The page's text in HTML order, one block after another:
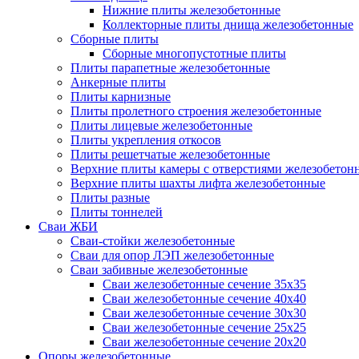
Нижние плиты железобетонные
Коллекторные плиты днища железобетонные
Сборные плиты
Сборные многопустотные плиты
Плиты парапетные железобетонные
Анкерные плиты
Плиты карнизные
Плиты пролетного строения железобетонные
Плиты лицевые железобетонные
Плиты укрепления откосов
Плиты решетчатые железобетонные
Верхние плиты камеры с отверстиями
Верхние плиты шахты лифта железобетонные
Плиты разные
Плиты тоннелей
Сваи ЖБИ
Сваи-стойки железобетонные
Сваи для опор ЛЭП железобетонные
Сваи забивные железобетонные
Сваи железобетонные сечение 35x35
Сваи железобетонные сечение 40x40
Сваи железобетонные сечение 30x30
Сваи железобетонные сечение 25x25
Сваи железобетонные сечение 20x20
Опоры железобетонные